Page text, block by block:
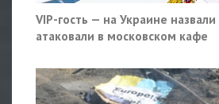
VIP-гость — на Украине
атаковали в московском кафе